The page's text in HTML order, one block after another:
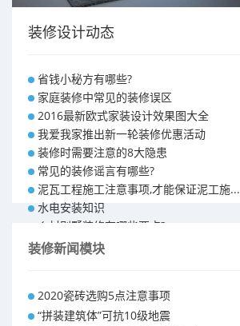
装修设计动态
省钱小秘方有哪些?
家庭装修中常见的装修误区
2016最新欧式家装设计效果图大全
我爱我家推出新一轮装修优惠活动
装修时需要注意的8大隐患
常见的装修谣言有哪些?
泥瓦工程施工注意事项,才能保证泥工施...
水电安装知识
乡村别墅装修有哪些要点?
别墅怎样装修之装修技巧
昆明110平米装修预算 装修报价清单
昆明100平米装修多少钱
装修新闻模块
2020瓷砖选购5点注意事项
“拼装建筑体”可抗10级地震